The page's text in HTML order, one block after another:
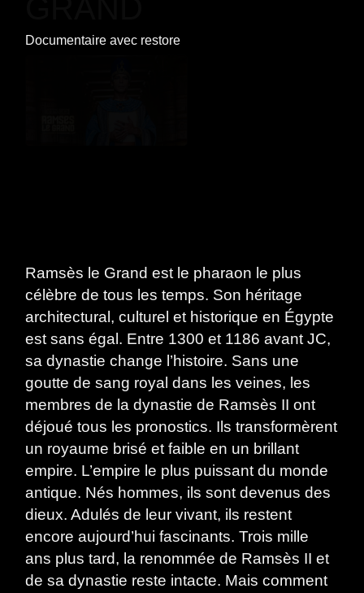
Documentaire avec restore
Ramsès le Grand est le pharaon le plus
célèbre de tous les temps. Son héritage
architectural, culturel et historique en Égypte
est sans égal. Entre 1300 et 1186 avant JC,
sa dynastie change l’histoire. Sans une
goutte de sang royal dans les veines, les
membres de la dynastie de Ramsès II ont
déjoué tous les pronostics. Ils transformèrent
un royaume brisé et faible en un brillant
empire. L’empire le plus puissant du monde
antique. Nés hommes, ils sont devenus des
dieux. Adulés de leur vivant, ils restent
encore aujourd’hui fascinants. Trois mille
ans plus tard, la renommée de Ramsès II et
de sa dynastie reste intacte. Mais comment